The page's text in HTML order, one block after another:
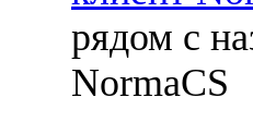
рядом с
NormaCS